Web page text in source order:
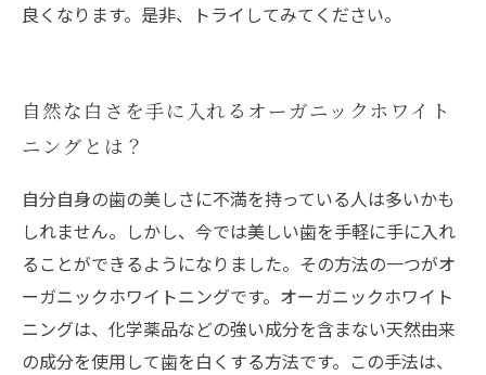
良くなります。是非、トライしてみてください。
自然な白さを手に入れるオーガニックホワイト
ニングとは？
自分自身の歯の美しさに不満を持っている人は多いかも
しれません。しかし、今では美しい歯を手軽に手に入れ
ることができるようになりました。その方法の一つがオ
ーガニックホワイトニングです。オーガニックホワイト
ニングは、化学薬品などの強い成分を含まない天然由来
の成分を使用して歯を白くする方法です。この手法は、